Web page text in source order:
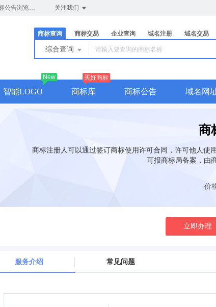
提供商标注册查询、45类商标分类表检索、商标公告浏览、近似商标比对及图形商标识别服务，助力知识产权保护与品牌决策。 关注我们
商标查询 商标交易 企业查询 域名注册 域名交易
综合查询
智能LOGO
New
商标库
买好商标
商标公告 域名网
商
商标注册人可以通过签订商标使用许可合同，许可他人使
可报商标局备案，由
价
立即办理
服务介绍 常见问题